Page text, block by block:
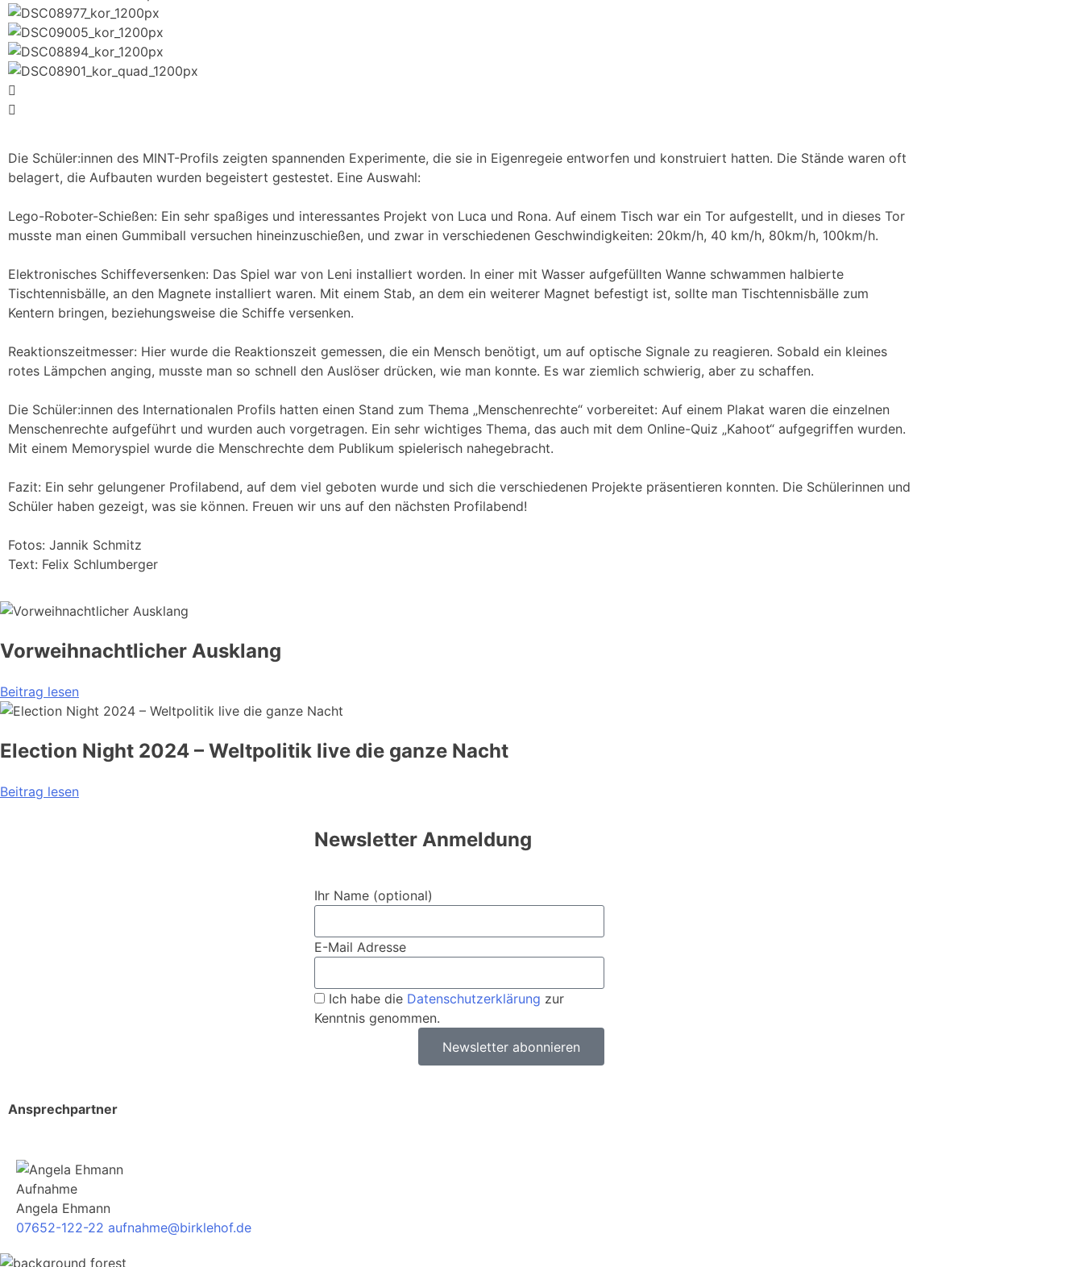
Die Schüler:innen des MINT-Profils zeigten spannenden Experimente, die sie in Eigenregeie entworfen und konstruiert hatten. Die Stände waren oft
belagert, die Aufbauten wurden begeistert gestestet. Eine Auswahl:
Lego-Roboter-Schießen: Ein sehr spaßiges und interessantes Projekt von Luca und Rona. Auf einem Tisch war ein Tor aufgestellt, und in dieses Tor
musste man einen Gummiball versuchen hineinzuschießen, und zwar in verschiedenen Geschwindigkeiten: 20km/h, 40 km/h, 80km/h, 100km/h.
Elektronisches Schiffeversenken: Das Spiel war von Leni installiert worden. In einer mit Wasser aufgefüllten Wanne schwammen halbierte
Tischtennisbälle, an den Magnete installiert waren. Mit einem Stab, an dem ein weiterer Magnet befestigt ist, sollte man Tischtennisbälle zum
Kentern bringen, beziehungsweise die Schiffe versenken.
Reaktionszeitmesser: Hier wurde die Reaktionszeit gemessen, die ein Mensch benötigt, um auf optische Signale zu reagieren. Sobald ein kleines
rotes Lämpchen anging, musste man so schnell den Auslöser drücken, wie man konnte. Es war ziemlich schwierig, aber zu schaffen.
Die Schüler:innen des Internationalen Profils hatten einen Stand zum Thema „Menschenrechte“ vorbereitet: Auf einem Plakat waren die einzelnen
Menschenrechte aufgeführt und wurden auch vorgetragen. Ein sehr wichtiges Thema, das auch mit dem Online-Quiz „Kahoot“ aufgegriffen wurden.
Mit einem Memoryspiel wurde die Menschrechte dem Publikum spielerisch nahegebracht.
Fazit: Ein sehr gelungener Profilabend, auf dem viel geboten wurde und sich die verschiedenen Projekte präsentieren konnten. Die Schülerinnen und
Schüler haben gezeigt, was sie können. Freuen wir uns auf den nächsten Profilabend!
Fotos: Jannik Schmitz
Text: Felix Schlumberger
Vorweihnachtlicher Ausklang
Beitrag lesen
Election Night 2024 – Weltpolitik live die ganze Nacht
Beitrag lesen
Newsletter Anmeldung
Ihr Name (optional)
E-Mail Adresse
Ich habe die Datenschutzerklärung zur
Kenntnis genommen.
Newsletter abonnieren
Ansprechpartner
Aufnahme
Angela Ehmann
07652-122-22 aufnahme@birklehof.de